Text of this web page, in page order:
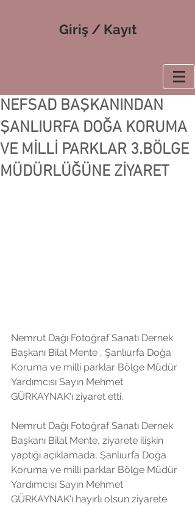
Giriş / Kayıt
NEFSAD BAŞKANINDAN
ŞANLIURFA DOĞA KORUMA
VE MİLLİ PARKLAR 3.BÖLGE
MÜDÜRLÜĞÜNE ZİYARET
Nemrut Dağı Fotoğraf Sanatı Dernek
Başkanı Bilal Mente , Şanlıurfa Doğa
Koruma ve milli parklar Bölge Müdür
Yardımcısı Sayın Mehmet
GÜRKAYNAK'ı ziyaret etti.
Nemrut Dağı Fotoğraf Sanatı Dernek
Başkanı Bilal Mente, ziyarete ilişkin
yaptığı açıklamada, Şanlıurfa Doğa
Koruma ve milli parklar Bölge Müdür
Yardımcısı Sayın Mehmet
GÜRKAYNAK'ı hayırlı olsun ziyarete